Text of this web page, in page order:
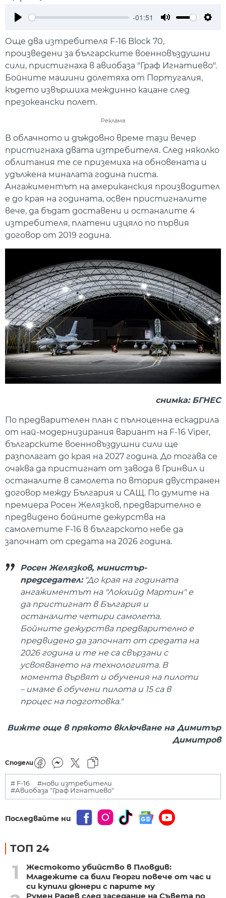
-01:51
Още два изтребителя F-16 Block 70,
произведени за българските военновъздушни
сили, пристигнаха в авиобаза "Граф Игнатиево".
Бойните машини долетяха от Португалия,
където извършиха междинно кацане след
презокеански полет.
Реклама
В облачното и дъждовно време тази вечер
пристигнаха двата изтребителя. След няколко
облитания те се приземиха на обновената и
удължена миналата година писта.
Ангажиментът на американския производител
е до края на годината, освен пристигналите
вече, да бъдат доставени и останалите 4
изтребителя, платени изцяло по първия
договор от 2019 година.
снимка: БГНЕС
По предварителен план с пълноценна ескадрила
от най-модернизирания вариант на F-16 Viper,
българските военновъздушни сили ще
разполагат до края на 2027 година. До тогава се
очаква да пристигнат от завода в Гринвил и
останалите 8 самолета по втория двустранен
договор между България и САЩ. По думите на
премиера Росен Желязков, предварително е
предвидено бойните дежурства на
самолетите F-16 в българското небе да
започнат от средата на 2026 година.
Росен Желязков, министър-
председател:"До края на годината
ангажиментът на "Локхийд Мартин" е
да пристигнат в България и
останалите четири самолета.
Бойните дежурства предварително е
предвидено да започнат от средата на
2026 година и те не са свързани с
усвояването на технологията. В
момента вървят и обучения на пилоти
– имаме 6 обучени пилота и 15 са в
процес на подготовка."
Вижте още в прякото включване на Димитър
Димитров
Сподели
# F-16
#нови изтребители
#Авиобаза "Граф Игнатиево"
Последвайте ни
ТОП 24
1
Жестокото убийство в Пловдив:
Младежите са били Георги повече от час и
си купили дюнери с парите му
Румен Радев след заседание на Съвета по